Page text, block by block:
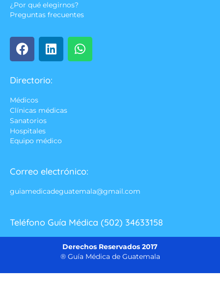
¿Por qué elegirnos?
Preguntas frecuentes
Directorio:
Médicos
Clínicas médicas
Sanatorios
Hospitales
Equipo médico
Correo electrónico:
guiamedicadeguatemala@gmail.com
Teléfono Guía Médica (502) 34633158
Derechos Reservados 2017
® Guía Médica de Guatemala